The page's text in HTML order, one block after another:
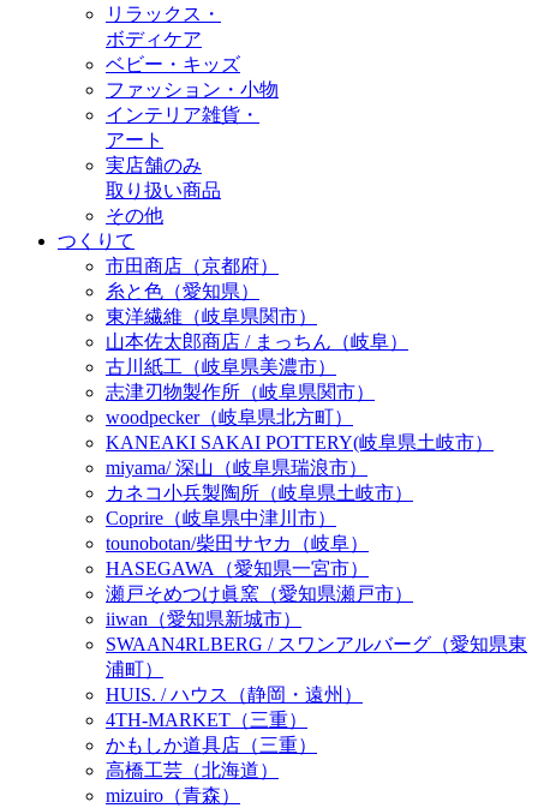
リラックス・
ボディケア
ベビー・キッズ
ファッション・小物
インテリア雑貨・
アート
実店舗のみ
取り扱い商品
その他
つくりて
市田商店（京都府）
糸と色（愛知県）
東洋繊維（岐阜県関市）
山本佐太郎商店 / まっちん（岐阜）
古川紙工（岐阜県美濃市）
志津刃物製作所（岐阜県関市）
woodpecker（岐阜県北方町）
KANEAKI SAKAI POTTERY(岐阜県土岐市）
miyama/ 深山（岐阜県瑞浪市）
カネコ小兵製陶所（岐阜県土岐市）
Coprire（岐阜県中津川市）
tounobotan/柴田サヤカ（岐阜）
HASEGAWA（愛知県一宮市）
瀬戸そめつけ眞窯（愛知県瀬戸市）
iiwan（愛知県新城市）
SWAAN4RLBERG / スワンアルバーグ（愛知県東
浦町）
HUIS. / ハウス（静岡・遠州）
4TH-MARKET（三重）
かもしか道具店（三重）
高橋工芸（北海道）
mizuiro（青森）